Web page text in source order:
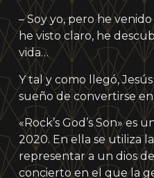
– Soy yo, pero he
he visto claro, he
vida…
Y tal y como llegó,
sueño de convertirse
«Rock’s God’s Son» es
2020. En ella se utiliza
representar a un dios
concierto en el que la